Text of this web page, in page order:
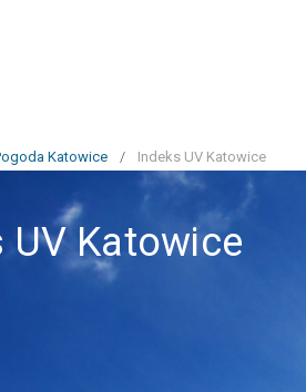
Katowice / Indeks UV Katowice
UV Katowice